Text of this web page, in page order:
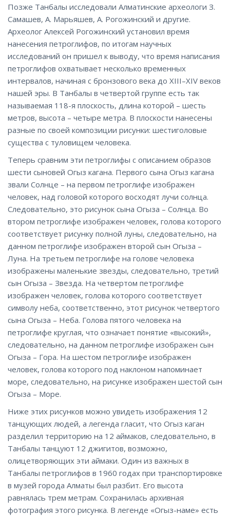
Позже Танбалы исследовали Алматинские археологи З.
Самашев, А. Марьяшев, А. Рогожинский и другие.
Археолог Алексей Рогожинский установил время
нанесения петроглифов, по итогам научных
исследований он пришел к выводу, что время написания
петроглифов охватывает несколько временных
интервалов, начиная с бронзового века до XIII–XIV веков
нашей эры. В Танбалы в четвертой группе есть так
называемая 118-я плоскость, длина которой – шесть
метров, высота – четыре метра. В плоскости нанесены
разные по своей композиции рисунки: шестиголовые
существа с туловищем человека.
Теперь сравним эти петроглифы с описанием образов
шести сыновей Огыз кагана. Первого сына Огыз кагана
звали Солнце – на первом петроглифе изображен
человек, над головой которого восходят лучи солнца.
Следовательно, это рисунок сына Огыза – Солнца. Во
втором петроглифе изображен человек, голова которого
соответствует рисунку полной луны, следовательно, на
данном петроглифе изображен второй сын Огыза –
Луна. На третьем петроглифе на голове человека
изображены маленькие звезды, следовательно, третий
сын Огыза – Звезда. На четвертом петроглифе
изображен человек, голова которого соответствует
символу неба, соответственно, этот рисунок четвертого
сына Огыза – Неба. Голова пятого человека на
петроглифе круглая, что означает понятие «высокий»,
следовательно, на данном петроглифе изображен сын
Огыза – Гора. На шестом петроглифе изображен
человек, голова которого под наклоном напоминает
море, следовательно, на рисунке изображен шестой сын
Огыза – Море.
Ниже этих рисунков можно увидеть изображения 12
танцующих людей, а легенда гласит, что Огыз каган
разделил территорию на 12 аймаков, следовательно, в
Танбалы танцуют 12 джигитов, возможно,
олицетворяющих эти аймаки. Один из важных в
Танбалы петроглифов в 1960 годах при транспортировке
в музей города Алматы был разбит. Его высота
равнялась трем метрам. Сохранилась архивная
фотография этого рисунка. В легенде «Огыз-наме» есть